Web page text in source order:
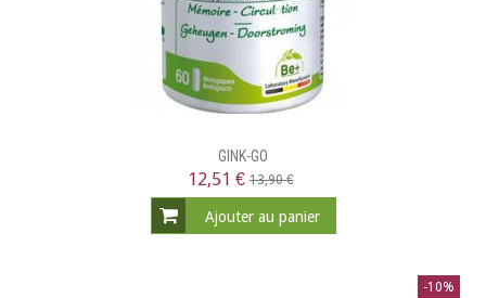
GINK-GO
12,51 €13,90 €
Ajouter au panier
-10%